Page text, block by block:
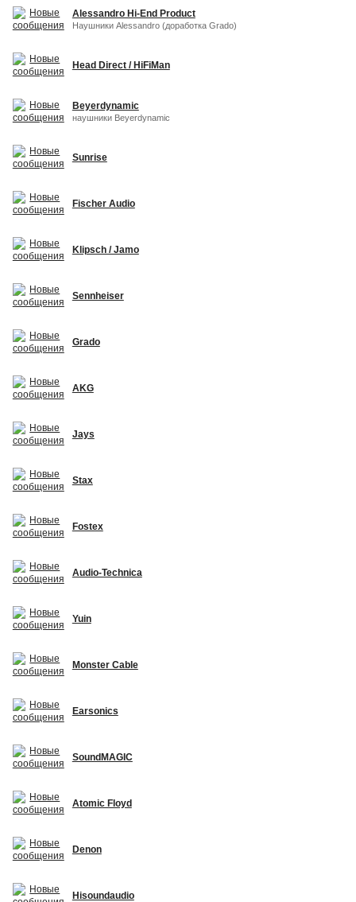
Alessandro Hi-End Product
Наушники Alessandro (доработка Grado)
Head Direct / HiFiMan
Beyerdynamic
наушники Beyerdynamic
Sunrise
Fischer Audio
Klipsch / Jamo
Sennheiser
Grado
AKG
Jays
Stax
Fostex
Audio-Technica
Yuin
Monster Cable
Earsonics
SoundMAGIC
Atomic Floyd
Denon
Hisoundaudio